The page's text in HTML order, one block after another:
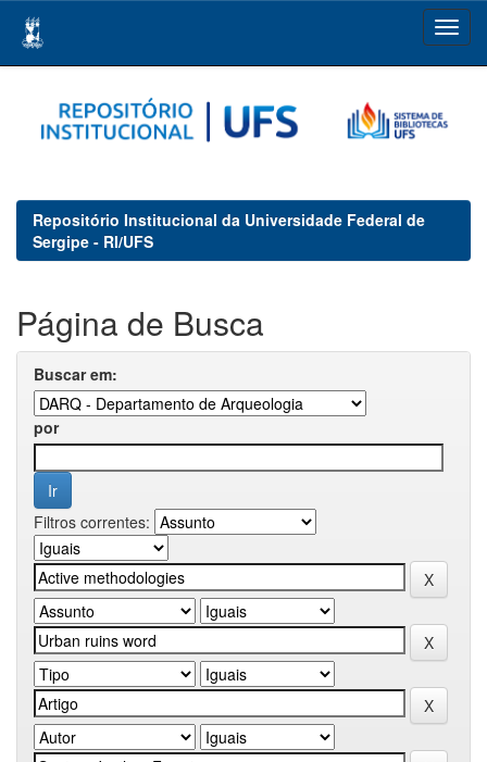
navigation
Repositório Institucional da Universidade Federal de
Sergipe - RI/UFS
Página de Busca
Buscar em:
por
Filtros correntes: